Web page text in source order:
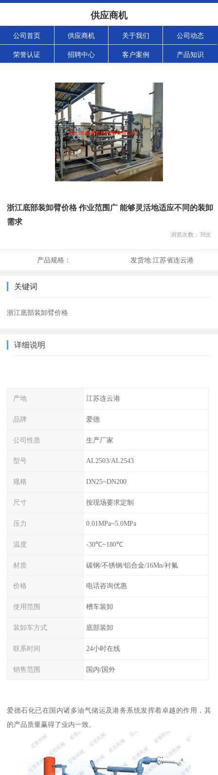
供应商机
公司首页 供应商机 关于我们 公司动态
荣誉认证 招聘中心 客户案例 产品知识
浙江底部装卸臂价格 作业范围广 能够灵活地适应不同的装卸
需求
浏览次数： 39次
产品规格： 发货地:江苏省连云港
关键词
浙江底部装卸臂价格
详细说明
产地 江苏连云港
品牌 爱德
公司性质 生产厂家
型号 AL2503/AL2543
规格 DN25~DN200
尺寸 按现场要求定制
压力 0.01MPa~5.0MPa
温度 -30℃~180℃
材质 碳钢/不锈钢/铝合金/16Mn/衬氟
价格 电话咨询优惠
使用范围 槽车装卸
装卸车方式 底部装卸
联系时间 24小时在线
销售范围 国内/国外
爱德石化已在国内诸多油气储运及港务系统发挥着卓越的作用，其
的产品质量赢得了业内一致。